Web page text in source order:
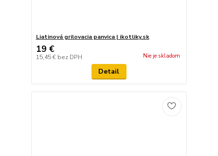
Liatinová grilovacia panvica | ikotliky.sk
19 €
15,45 € bez DPH Nie je skladom
Detail